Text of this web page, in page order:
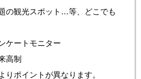
の観光スポット…等、どこでも
ケートモニター
高制
りポイントが異なります。